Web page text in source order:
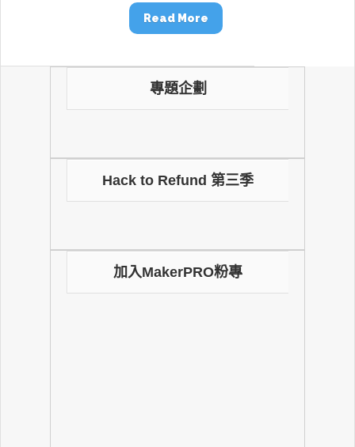
Read More
專題企劃
Hack to Refund 第三季
加入MakerPRO粉專